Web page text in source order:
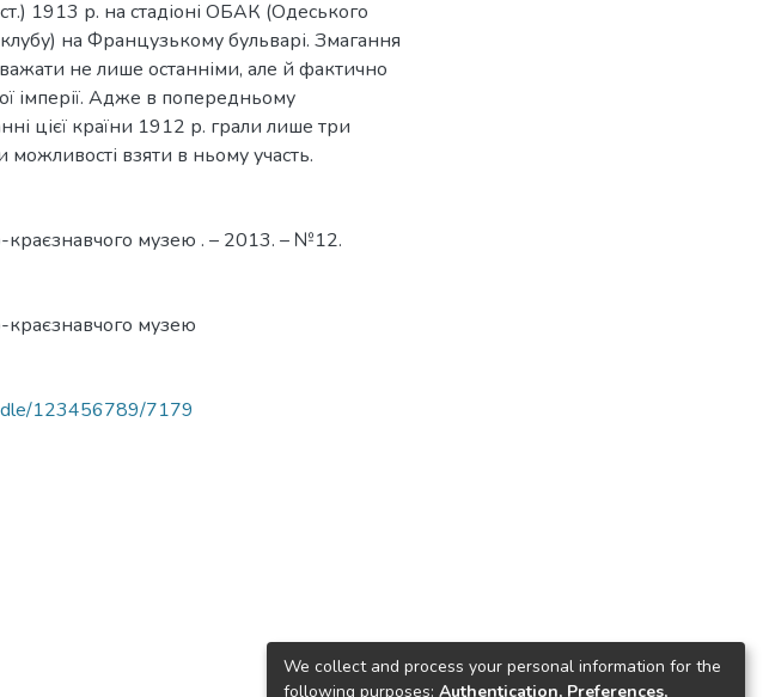
1913 р. на стадіоні ОБАК (Одеського
на Французькому бульварі. Змагання
не лише останніми, але й фактично
імперії. Адже в попередньому
цієї країни 1912 р. грали лише три
взяти в ньому участь.
краєзнавчого музею . – 2013. – №12.
краєзнавчого музею
123456789/7179
We collect and process your personal information for the
following purposes: Authentication, Preferences,